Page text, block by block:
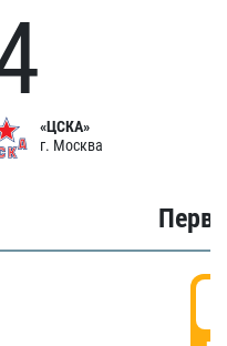
«ЦСКА»
г. Москва